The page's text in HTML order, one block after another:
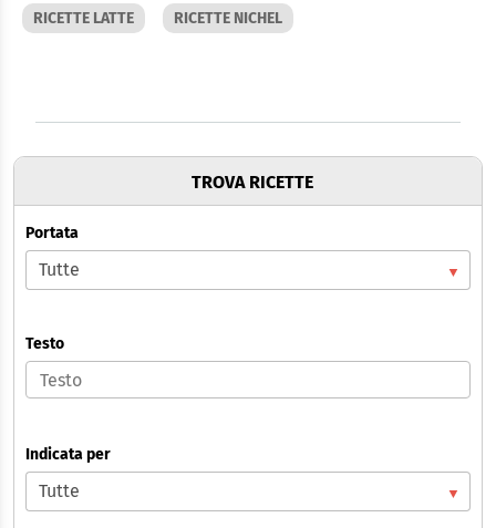
RICETTE LATTE
RICETTE NICHEL
TROVA RICETTE
Portata
Testo
Indicata per